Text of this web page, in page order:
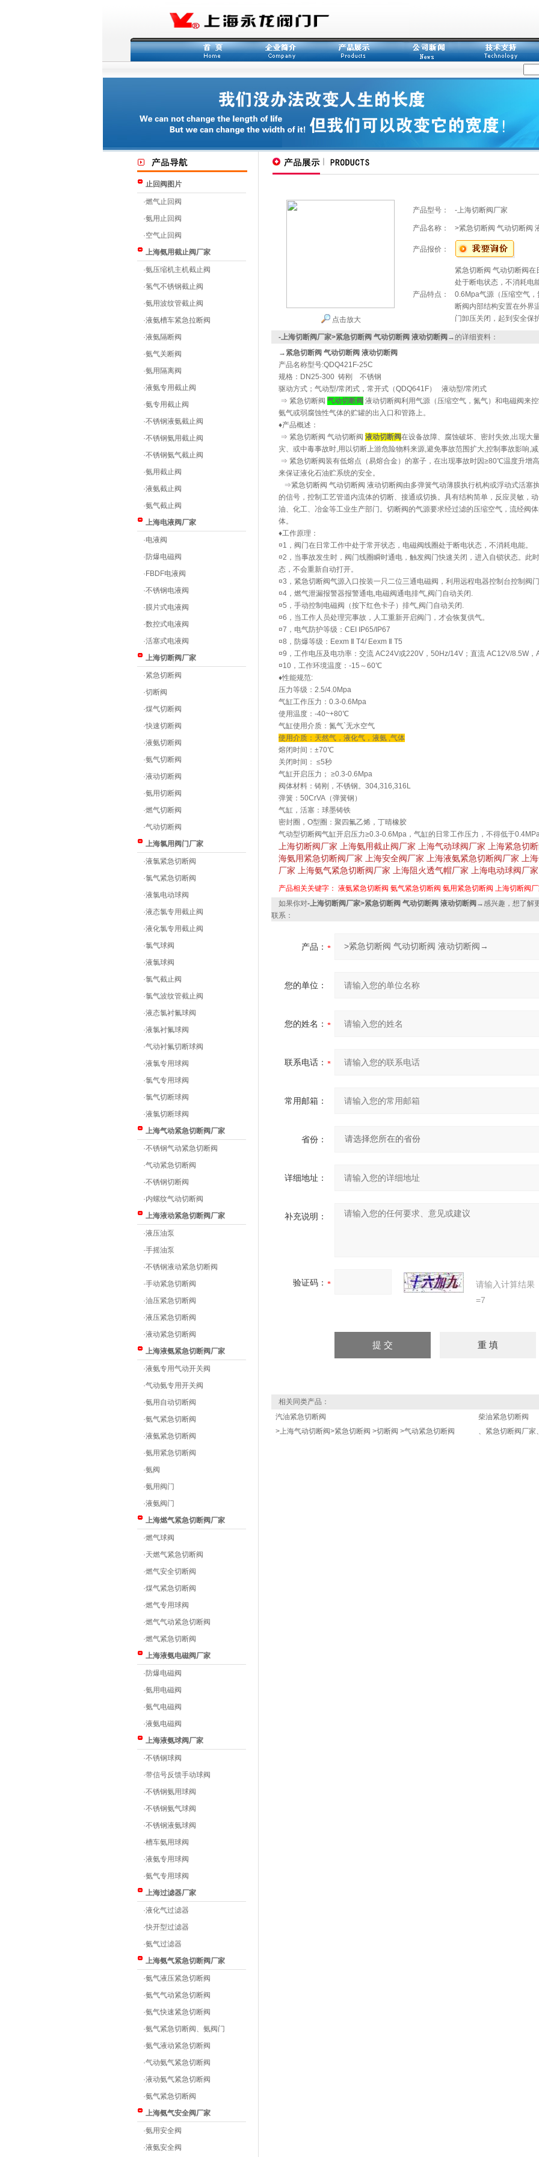
止回阀图片
·燃气止回阀
·氨用止回阀
·空气止回阀
上海氨用截止阀厂家
·氨压缩机主机截止阀
·氢气不锈钢截止阀
·氨用波纹管截止阀
·液氨槽车紧急拉断阀
·液氨隔断阀
·氨气关断阀
·氨用隔离阀
·液氨专用截止阀
·氨专用截止阀
·不锈钢液氨截止阀
·不锈钢氨用截止阀
·不锈钢氨气截止阀
·氨用截止阀
·液氨截止阀
·氨气截止阀
上海电液阀厂家
·电液阀
· 防爆电磁阀
· FBDF电液阀
·不锈钢电液阀
· 膜片式电液阀
·数控式电液阀
·活塞式电液阀
上海切断阀厂家
·紧急切断阀
·切断阀
·煤气切断阀
·快速切断阀
·液氨切断阀
·氨气切断阀
·液动切断阀
·氨用切断阀
·燃气切断阀
·气动切断阀
上海氯用阀门厂家
·液氯紧急切断阀
·氯气紧急切断阀
·液氯电动球阀
·液态氯专用截止阀
·液化氯专用截止阀
·氯气球阀
·液氯球阀
·氯气截止阀
·氯气波纹管截止阀
·液态氯衬氟球阀
·液氯衬氟球阀
·气动衬氟切断球阀
·液氯专用球阀
·氯气专用球阀
·氯气切断球阀
·液氯切断球阀
上海气动紧急切断阀厂家
·不锈钢气动紧急切断阀
·气动紧急切断阀
·不锈钢切断阀
·内螺纹气动切断阀
上海液动紧急切断阀厂家
·液压油泵
·手摇油泵
·不锈钢液动紧急切断阀
·手动紧急切断阀
·油压紧急切断阀
·液压紧急切断阀
·液动紧急切断阀
上海液氨紧急切断阀厂家
·液氨专用气动开关阀
·气动氨专用开关阀
·氨用自动切断阀
·氨气紧急切断阀
·液氨紧急切断阀
·氨用紧急切断阀
·氨阀
·氨用阀门
·液氨阀门
上海燃气紧急切断阀厂家
·燃气球阀
·天燃气紧急切断阀
·燃气安全切断阀
·煤气紧急切断阀
·燃气专用球阀
·燃气气动紧急切断阀
·燃气紧急切断阀
上海液氨电磁阀厂家
· 防爆电磁阀
·氨用电磁阀
·氨气电磁阀
·液氨电磁阀
上海液氨球阀厂家
·不锈钢球阀
·带信号反馈手动球阀
·不锈钢氨用球阀
·不锈钢氨气球阀
·不锈钢液氨球阀
·槽车氨用球阀
·液氨专用球阀
·氨气专用球阀
上海过滤器厂家
·液化气过滤器
·快开型过滤器
·氨气过滤器
上海氨气紧急切断阀厂家
·氨气液压紧急切断阀
·氨气气动紧急切断阀
·氨气快速紧急切断阀
·氨气紧急切断阀、氨阀门
·氨气液动紧急切断阀
·气动氨气紧急切断阀
·液动氨气紧急切断阀
·氨气紧急切断阀
上海氨气安全阀厂家
·氨用安全阀
·液氨安全阀
点击放大
产品型号： -上海切断阀厂家
产品名称： >紧急切断阀 气动切断阀
产品报价：
产品特点：
紧急切断阀 气动切断阀
处于断电状态，不消耗电
0.6Mpa气源（压缩空气
断阀内部结构安置在外界
门卸压关闭，起到安全保
-上海切断阀厂家>紧急切断阀 气动切断阀 液动切断阀→的详细资料：
→紧急切断阀 气动切断阀 液动切断阀
产品名称型号:QDQ421F-25C
规格：DN25-300 铸刚 不锈钢
驱动方式；气动型/常闭式，常开式（QDQ641F） 液动型/常闭式
⇒ 紧急切断阀 气动切断阀 液动切断阀利用气源（压缩空气，氮气）和电磁阀来
氨气或弱腐蚀性气体的贮罐的出入口和管路上。
♦产品概述：
⇒ 紧急切断阀 气动切断阀 液动切断阀在设备故障、腐蚀破坏、密封失效,出现大
灾、或中毒事故时,用以切断上游危险物料来源,避免事故范围扩大,控制事故影响,减
⇒ 紧急切断阀装有低熔点（易熔合金）的塞子，在出现事故时因≥80℃温度升增
来保证液化石油贮系统的安全。
⇒紧急切断阀 气动切断阀 液动切断阀由多弹簧气动薄膜执行机构或浮动式活塞
的信号，控制工艺管道内流体的切断、接通或切换。具有结构简单，反应灵敏，
油、化工、冶金等工业生产部门。切断阀的气源要求经过滤的压缩空气，流经阀
体。
♦工作原理：
¤1，阀门在日常工作中处于常开状态，电磁阀线圈处于断电状态，不消耗电能。
¤2，当事故发生时，阀门线圈瞬时通电，触发阀门快速关闭，进入自锁状态。此
态，不会重新自动打开。
¤3，紧急切断阀气源入口按装一只二位三通电磁阀，利用远程电器控制台控制阀门
¤4，燃气泄漏报警器报警通电,电磁阀通电排气,阀门自动关闭.
¤5，手动控制电磁阀（按下红色卡子）排气,阀门自动关闭.
¤6，当工作人员处理完事故，人工重新开启阀门，才会恢复供气。
¤7，电气防护等级：CEI IP65/IP67
¤8，防爆等级：Eexm Ⅱ T4/ Eexm Ⅱ T5
¤9，工作电压及电功率：交流 AC24V或220V，50Hz/14V；直流 AC12V/
¤10，工作环境温度：-15～60℃
♦性能规范:
压力等级：2.5/4.0Mpa
气缸工作压力：0.3-0.6Mpa
使用温度：-40~+80℃
气缸使用介质：氮气`无水空气
使用介质：天然气，液化气，液氨 ,气体
熔闭时间：±70℃
关闭时间： ≤5秒
气缸开启压力； ≥0.3-0.6Mpa
阀体材料：铸刚，不锈钢。304,316,316L
弹簧：50CrVA（弹簧钢）
气缸，活塞：球墨铸铁
密封圈，O型圈：聚四氟乙烯，丁晴橡胶
气动型切断阀气缸开启压力≥0.3-0.6Mpa，气缸的日常工作压力，不得低于
上海切断阀厂家 上海氨用截止阀厂家 上海气动球阀厂家 上海紧急切
海氨用紧急切断阀厂家 上海安全阀厂家 上海液氨紧急切断阀厂家 上
厂家 上海氨气紧急切断阀厂家 上海阻火透气帽厂家 上海电动球阀厂
产品相关关键字： 液氨紧急切断阀 氨气紧急切断阀 氨用紧急切断阀 上海切断阀
如果你对-上海切断阀厂家>紧急切断阀 气动切断阀 液动切断阀→感兴趣，想了解
联系：
产品：
您的单位：
您的姓名：
联系电话：
常用邮箱：
省份：
详细地址：
补充说明：
验证码：
请输入计算结果
=7
相关同类产品：
汽油紧急切断阀
柴油紧急切断阀
>上海气动切断阀>紧急切断阀 >切断阀 >气动紧急切断阀
、紧急切断阀厂家